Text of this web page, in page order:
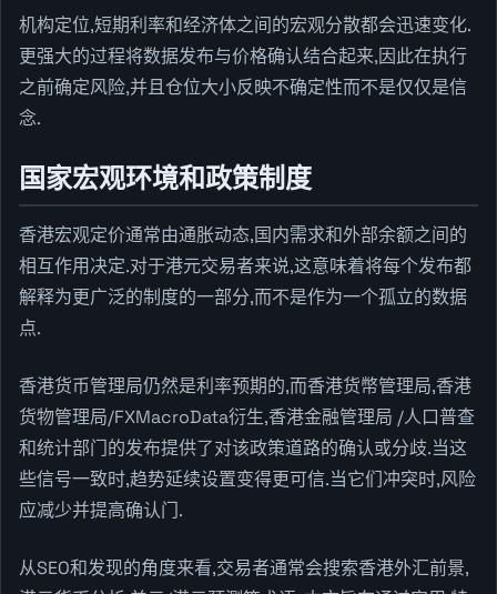
机构定位,短期利率和经济体之间的宏观分散都会迅速变化.
更强大的过程将数据发布与价格确认结合起来,因此在执行
之前确定风险,并且仓位大小反映不确定性而不是仅仅是信
念.
国家宏观环境和政策制度
香港宏观定价通常由通胀动态,国内需求和外部余额之间的
相互作用决定.对于港元交易者来说,这意味着将每个发布都
解释为更广泛的制度的一部分,而不是作为一个孤立的数据
点.
香港货币管理局仍然是利率预期的,而香港货幣管理局,香港
货物管理局/FXMacroData衍生,香港金融管理局 /人口普查
和统计部门的发布提供了对该政策道路的确认或分歧.当这
些信号一致时,趋势延续设置变得更可信.当它们冲突时,风险
应减少并提高确认门.
从SEO和发现的角度来看,交易者通常会搜索香港外汇前景,